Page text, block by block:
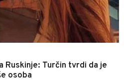
Turčin tvrdi da je
osoba